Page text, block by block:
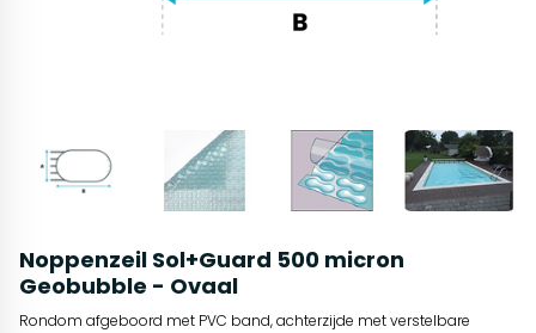
Noppenzeil Sol+Guard 500 micron
Geobubble - Ovaal
Rondom afgeboord met PVC band, achterzijde met verstelbare